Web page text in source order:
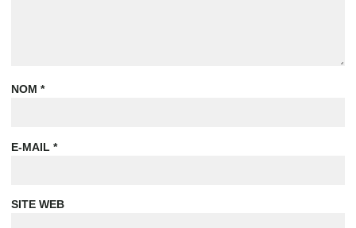
NOM *
E-MAIL *
SITE WEB